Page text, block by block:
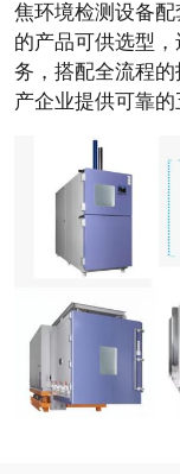
焦环境检测设备
的产品可供选型
务，搭配全流程
产企业提供可靠的